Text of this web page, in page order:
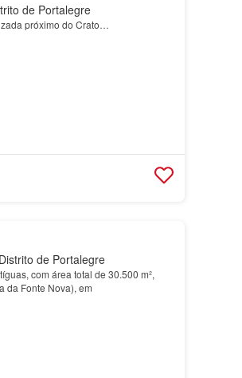
de Portalegre
próximo do Crato…
de Portalegre
com área total de 30.500 m²,
da Fonte Nova), em